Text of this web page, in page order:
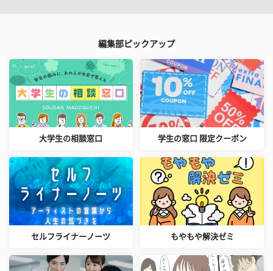
編集部ピックアップ
大学生の相談窓口 学生の窓口 限定クーポン
セルフライナーノーツ もやもや解決ゼミ